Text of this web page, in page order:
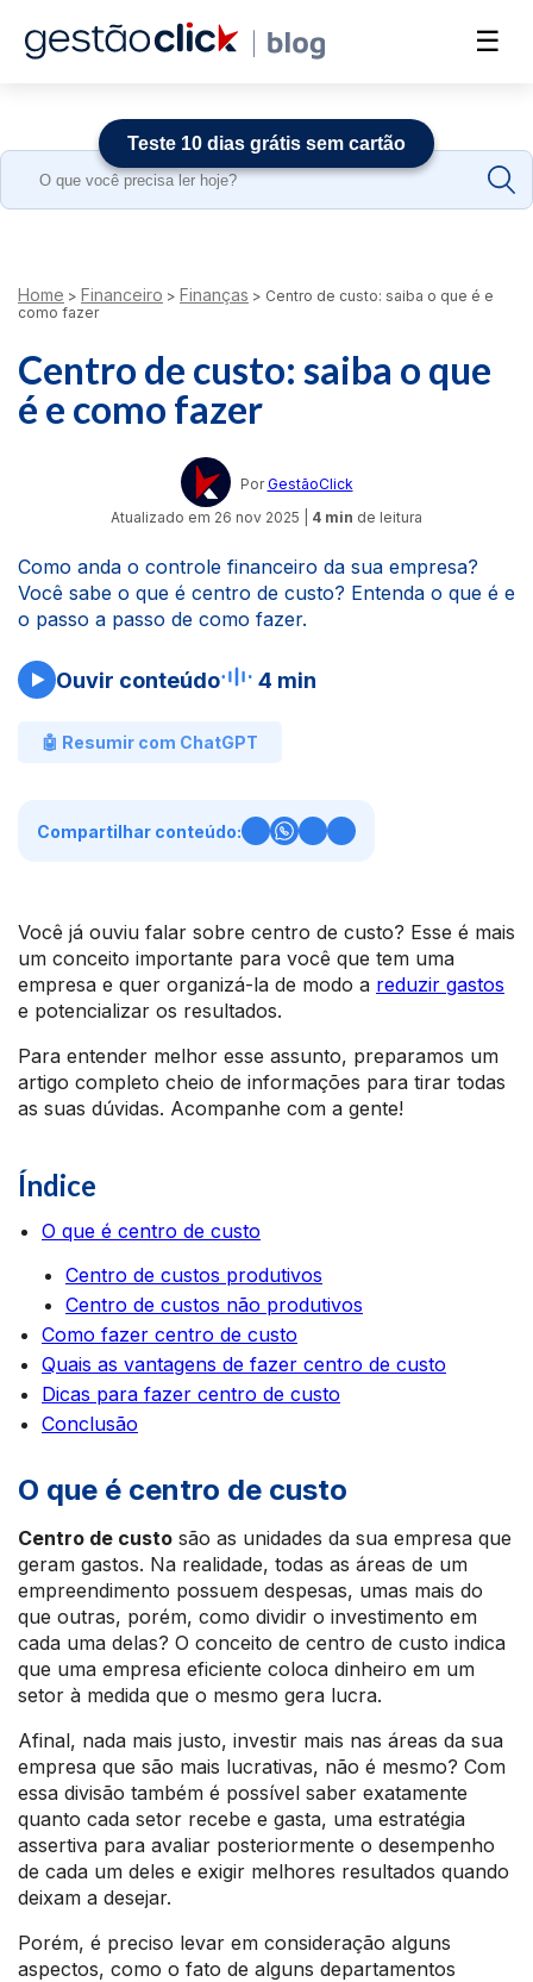
☰
Search
Home > Financeiro > Finanças > Centro de custo: saiba o que é e
como fazer
Centro de custo: saiba o que
é e como fazer
Por GestãoClick
Atualizado em 26 nov 2025 4 min de leitura
Como anda o controle financeiro da sua empresa?
Você sabe o que é centro de custo? Entenda o que é e
o passo a passo de como fazer.
Ouvir conteúdo 4 min
🤖 Resumir com ChatGPT
Compartilhar conteúdo:
Você já ouviu falar sobre centro de custo? Esse é mais
um conceito importante para você que tem uma
empresa e quer organizá-la de modo a reduzir gastos
e potencializar os resultados.
Para entender melhor esse assunto, preparamos um
artigo completo cheio de informações para tirar todas
as suas dúvidas. Acompanhe com a gente!
Índice
O que é centro de custo
Centro de custos produtivos
Centro de custos não produtivos
Como fazer centro de custo
Quais as vantagens de fazer centro de custo
Dicas para fazer centro de custo
Conclusão
O que é centro de custo
Centro de custo são as unidades da sua empresa que
geram gastos. Na realidade, todas as áreas de um
empreendimento possuem despesas, umas mais do
que outras, porém, como dividir o investimento em
cada uma delas? O conceito de centro de custo indica
que uma empresa eficiente coloca dinheiro em um
setor à medida que o mesmo gera lucra.
Afinal, nada mais justo, investir mais nas áreas da sua
empresa que são mais lucrativas, não é mesmo? Com
essa divisão também é possível saber exatamente
quanto cada setor recebe e gasta, uma estratégia
assertiva para avaliar posteriormente o desempenho
de cada um deles e exigir melhores resultados quando
deixam a desejar.
Porém, é preciso levar em consideração alguns
aspectos, como o fato de alguns departamentos
Teste 10 dias grátis sem cartão